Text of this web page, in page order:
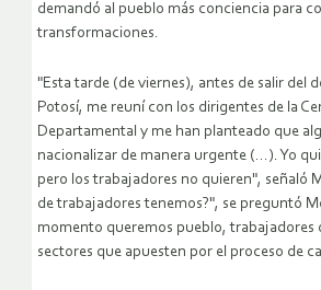
demandó al pueblo más conciencia para
transformaciones.
"Esta tarde (de viernes), antes de salir del
Potosí, me reuní con los dirigentes de la
Departamental y me han planteado que
nacionalizar de manera urgente (…). Yo
pero los trabajadores no quieren", señaló
de trabajadores tenemos?", se preguntó
momento queremos pueblo, trabajadores
sectores que apuesten por el proceso de